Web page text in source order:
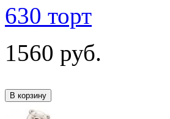
630 торт
1560 руб.